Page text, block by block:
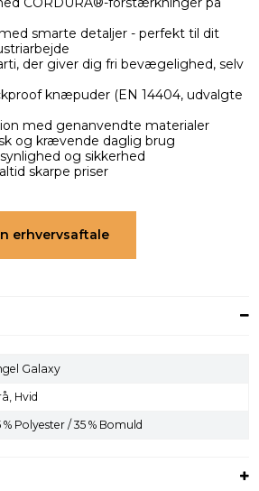
smarte detaljer - perfekt til dit
der giver dig fri bevægelighed, selv
knæpuder (EN 14404, udvalgte
med genanvendte materialer
og krævende daglig brug
og sikkerhed
skarpe priser
erhvervsaftale
Galaxy
Hvid
% Polyester / 35 % Bomuld